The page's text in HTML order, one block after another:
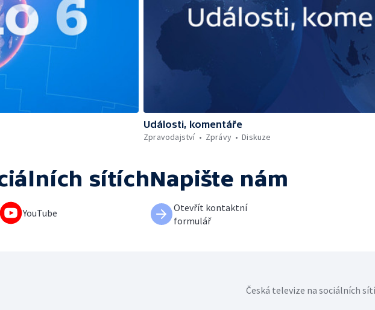
Události, komentáře
Zpravodajství
Zprávy Diskuze
sítích
YouTube
Napište nám
Otevřít kontaktní
formulář
Česká televize na sociálních